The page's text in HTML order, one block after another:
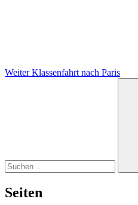
Weiter Klassenfahrt nach Paris
Seiten